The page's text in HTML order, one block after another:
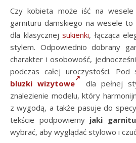
Czy kobieta może iść na wesele w garniturze? Wybór
garnituru damskiego na wesele to
dla klasycznej sukienki, łącząca
stylem. Odpowiednio dobrany
charakter i osobowość,
podczas całej uroczystości. Pod
bluzki wizytowe
dla pełnej
znalezienie modelu, który
z wygodą, a także pasuje do
tekście podpowiemy jaki
wybrać, aby wyglądać stylowo i